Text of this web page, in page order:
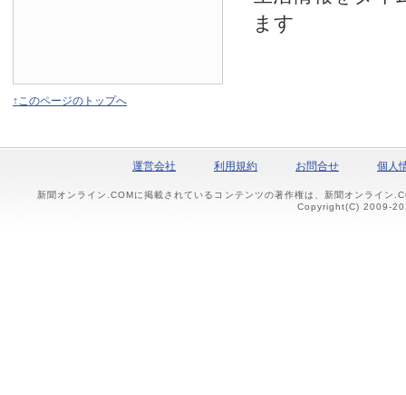
ます
↑このページのトップへ
運営会社 利用規約 お問合せ 個人
新聞オンライン.COMに掲載されているコンテンツの著作権は、新聞オンライン
Copyright(C) 2009-